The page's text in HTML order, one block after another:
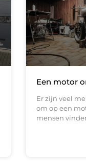
Een motor
Er zijn veel
om op een
mensen